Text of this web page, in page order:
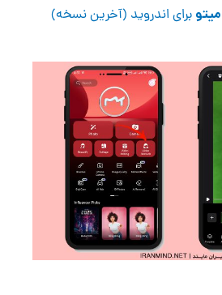
برای اندروید (آخرین نسخه)